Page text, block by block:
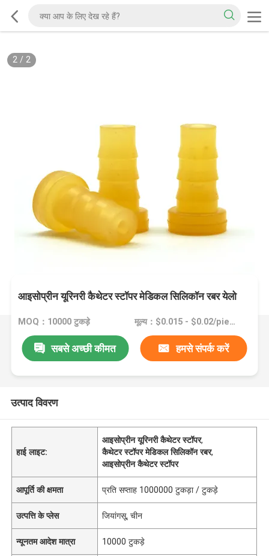
2/ 2
आइसोप्रीन यूरिनरी कैथेटर स्टॉपर मेडिकल सिलिकॉन रबर येलो
MOQ：10000 टुकड़े मूल्य：$0.015 - $0.02/pieces
सबसे अच्छी कीमत हमसे संपर्क करें
उत्पाद विवरण
हाई लाइट:
आइसोप्रीन यूरिनरी कैथेटर स्टॉपर,
कैथेटर स्टॉपर मेडिकल सिलिकॉन रबर,
आइसोप्रीन कैथेटर स्टॉपर
आपूर्ति की क्षमता प्रति सप्ताह 1000000 टुकड़ा / टुकड़े
उत्पत्ति के प्लेस जियांगसू, चीन
न्यूनतम आदेश मात्रा 10000 टुकड़े